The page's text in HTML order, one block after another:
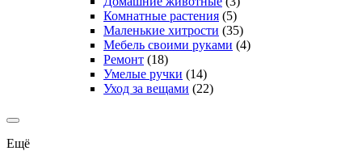
Комнатные растения (5)
Маленькие хитрости (35)
Мебель своими руками (4)
Ремонт (18)
Умелые ручки (14)
Уход за вещами (22)
Ещё